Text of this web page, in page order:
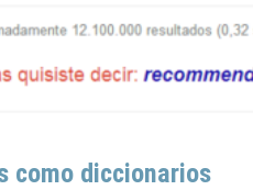
como diccionarios